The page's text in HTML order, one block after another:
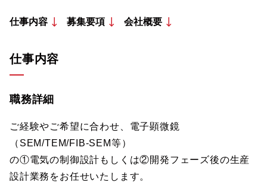
仕事内容 募集要項 会社概要
仕事内容
職務詳細
ご経験やご希望に合わせ、電子顕微鏡
（SEM/TEM/FIB-SEM等）
の①電気の制御設計もしくは②開発フェーズ後の生産
設計業務をお任せいたします。